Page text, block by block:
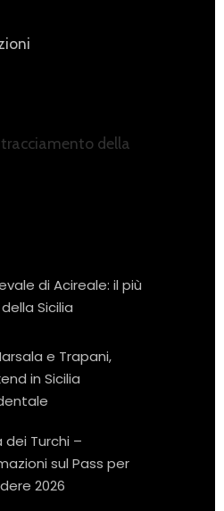
della
di Acireale: il più
Sicilia
e Trapani,
in Sicilia
dei Turchi –
sul Pass per
2026